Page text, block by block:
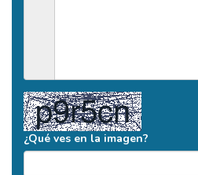
¿Qué ves en la imagen?